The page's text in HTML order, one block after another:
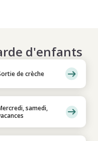
d'enfants
de crèche
samedi,